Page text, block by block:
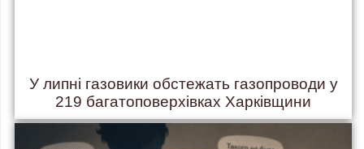
У липні газовики обстежать газопроводи у
219 багатоповерхівках Харківщини